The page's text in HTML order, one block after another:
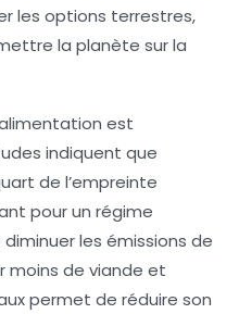
les options terrestres,
la planète sur la
est
indiquent que
de l’empreinte
pour un régime
les émissions de
moins de viande et
permet de réduire son